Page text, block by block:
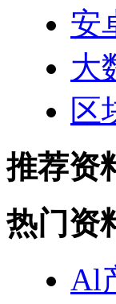
安
大
区
推荐资
热门资
Al